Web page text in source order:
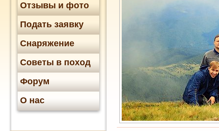
Отзывы и фото
Подать заявку
Снаряжение
Советы в поход
Форум
О нас